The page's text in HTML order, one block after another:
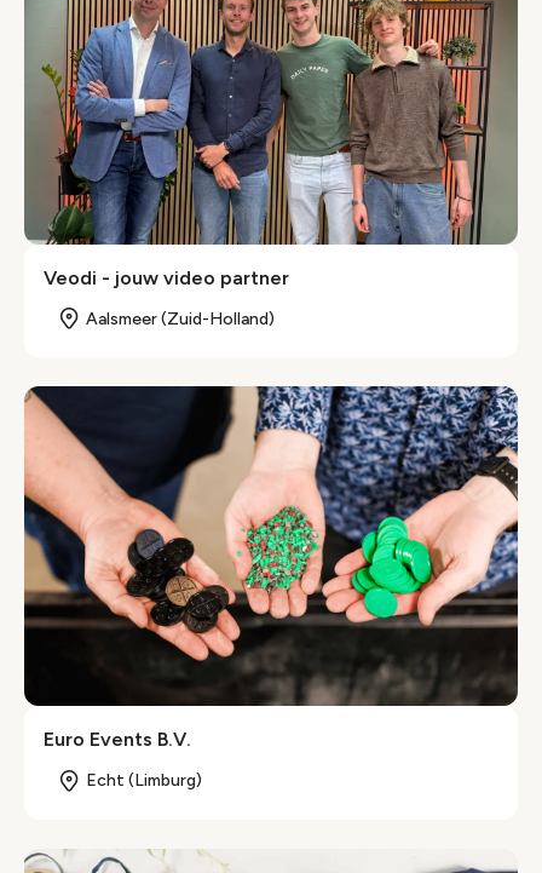
Veodi - jouw video partner
Aalsmeer (Zuid-Holland)
Euro Events B.V.
Echt (Limburg)